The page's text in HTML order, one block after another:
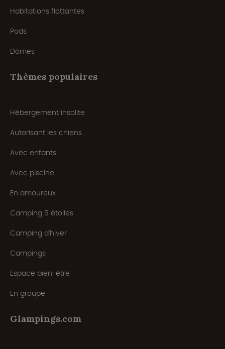
Habitations flottantes
Pods
Dômes
Thèmes populaires
Hébergement insolite
Autorisant les chiens
Avec enfants
Avec piscine
En amoureux
Camping 5 étoiles
Camping d'hiver
Campings
Espace bien-être
En groupe
Glampings.com